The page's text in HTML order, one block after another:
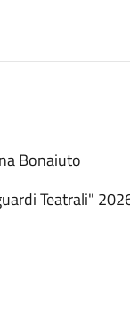
Bonaiuto
Teatrali"